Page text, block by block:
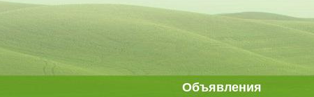
Объявления